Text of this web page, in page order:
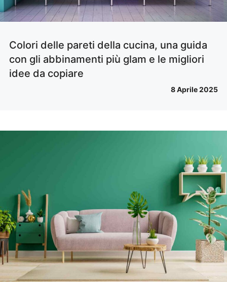
Colori delle pareti della cucina, una guida
con gli abbinamenti più glam e le migliori
idee da copiare
8 Aprile 2025